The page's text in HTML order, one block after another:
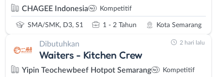
CHAGEE Indonesia Kompetitif
SMA/SMK, D3, S1 1 - 2 Tahun Kota Semarang
Dibutuhkan
Waiters - Kitchen Crew
Yipin Teochewbeef Hotpot Semarang Kompetitif
2 hari lalu